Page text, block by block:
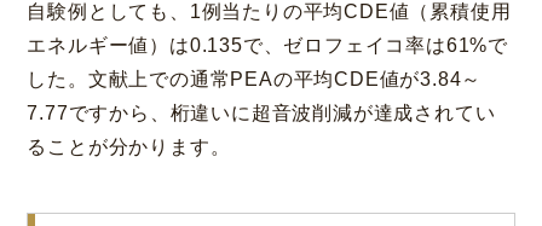
自験例としても、1例当たりの平均CDE値（累積使用
エネルギー値）は0.135で、ゼロフェイコ率は61%で
した。文献上での通常PEAの平均CDE値が3.84～
7.77ですから、桁違いに超音波削減が達成されてい
ることが分かります。